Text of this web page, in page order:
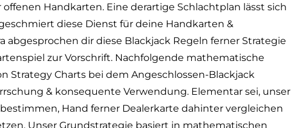
Handkarten. Eine derartige Schlachtplan lässt sich
diese Dienst für deine Handkarten &
abgesprochen dir diese Blackjack Regeln ferner Strategie
zur Vorschrift. Nachfolgende mathematische
Charts bei dem Angeschlossen-Blackjack
& konsequente Verwendung. Elementar sei, unser
Hand ferner Dealerkarte dahinter vergleichen
Unser Grundstrategie basiert in mathematischen